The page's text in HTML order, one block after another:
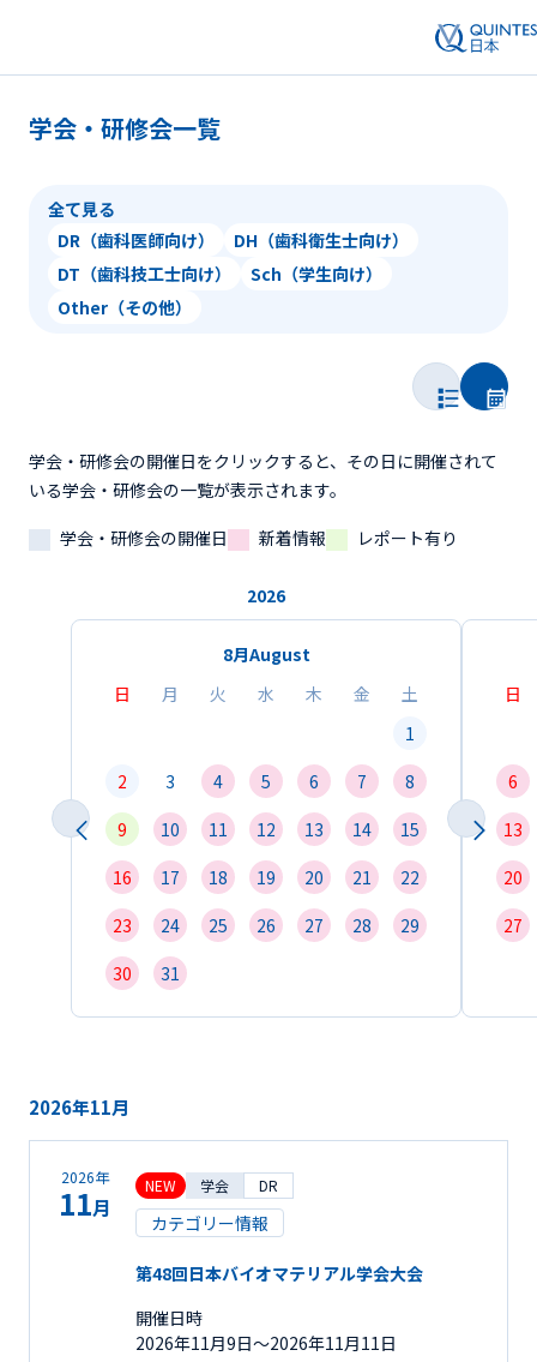
学会・研修会一覧
全て見る
DR（歯科医師向け）
DH（歯科衛生士向け）
DT（歯科技工士向け）
Sch（学生向け）
Other（その他）
学会・研修会の開催日をクリックすると、その日に開催されて
いる学会・研修会の一覧が表示されます。
学会・研修会の開催日
新着情報 レポート有り
2026
8月August
日
月 火 水 木 金
土
1
2
3 4 5 6 7
8
9
10 11 12 13 14
15
16
17 18 19 20 21
22
23
24 25 26 27 28
29
30
31
日
6
13
20
27
2026年11月
2026年
11月
NEW 学会 DR
カテゴリー情報
第48回日本バイオマテリアル学会大会
開催日時
2026年11月9日〜2026年11月11日